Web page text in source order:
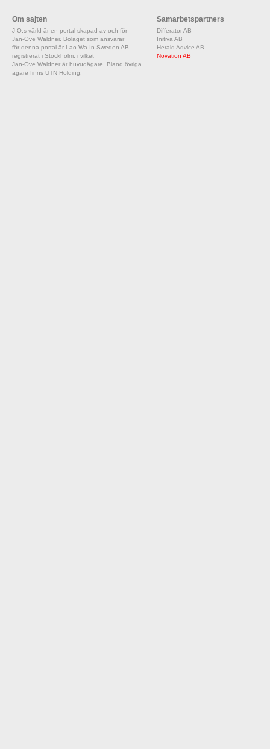
Om sajten
J-O:s värld är en portal skapad av och för
Jan-Ove Waldner. Bolaget som ansvarar
för denna portal är Lao-Wa In Sweden AB
registrerat i Stockholm, i vilket
Jan-Ove Waldner är huvudägare. Bland övriga
ägare finns UTN Holding.
Samarbetspartners
Differator AB
Initiva AB
Herald Advice AB
Novation AB